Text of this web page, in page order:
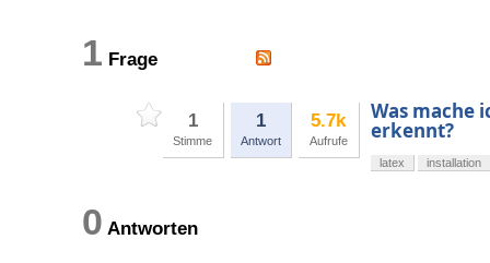
1 Frage
1
Stimme
1
Antwort
5.7k
Aufrufe
Was mache
erkennt?
latex installation
0 Antworten